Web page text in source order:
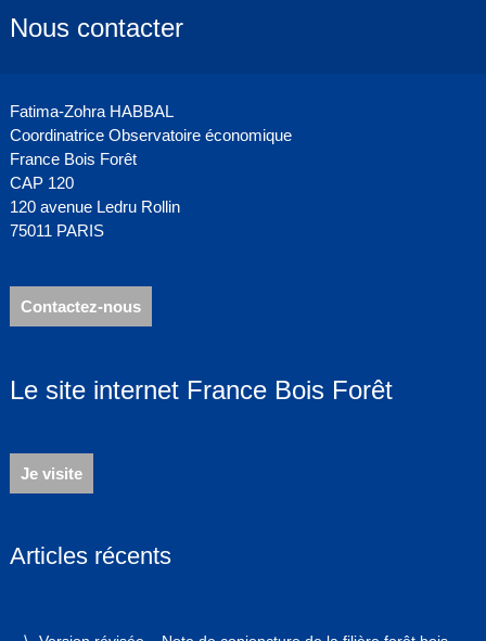
Nous contacter
Fatima-Zohra HABBAL
Coordinatrice Observatoire économique
France Bois Forêt
CAP 120
120 avenue Ledru Rollin
75011 PARIS
Contactez-nous
Le site internet France Bois Forêt
Je visite
Articles récents